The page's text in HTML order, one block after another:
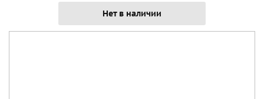
Нет в наличии